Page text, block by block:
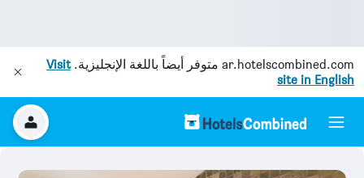
ar.hotelscombined.com متوفر أيضاً باللغة الإنجليزية.Visit
site in English